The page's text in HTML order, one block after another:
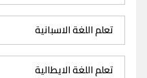
تعلم اللغة الاسبانية
تعلم اللغة الايطالية